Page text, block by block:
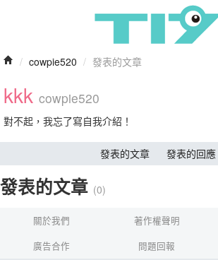
/ cowpie520 / 發表的文章
kkk cowpie520
對不起，我忘了寫自我介紹！
發表的文章 發表的回應
發表的文章 (0)
關於我們 著作權聲明
廣告合作
問題回報